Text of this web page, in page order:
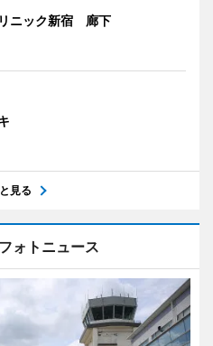
ニック新宿 廊下
見る
ォトニュース